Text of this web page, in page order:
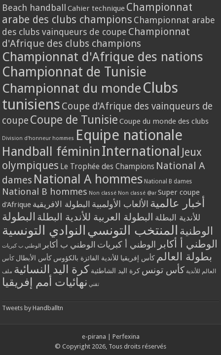
Beach handball Cahier technique Championnat
arabe des clubs champions Championnat arabe
des clubs vainqueurs de coupe Championnat
d'Afrique des clubs champions
Championnat d'Afrique des nations
Championnat de Tunisie
Championnat du monde Clubs
tunisiens Coupe d'Afrique des vainqueurs de
coupe Coupe de Tunisie Coupe du monde des clubs
Division d'honneur hommes Equipe nationale
Handball féminin International Jeux
olympiques Le Trophée des Champions National A
dames National A hommes National B dames
National B hommes Non classé Non classé @ar Super coupe
d'Afrique
أخبار عالمية الألعاب الأولمبية البطولة الافريقية
للأندية البطلة البطولة العربية للأندية البطلة البطولة
الوطنية المنتخب التونسي النوادي التونسية
الوطني أ أكابر الوطني أ كبريات الوطني ب أكابر الوطني ب كبريات
بطولة العالم كأس إفريقيا للأندية الفائزة بالكؤوس كأس الأبطال كأس
العالم للأندية كأس تونس كرة اليد الشاطئية كرة اليد النسائية ملف
تقني نهائيات أمم إفريقيا
Tweets by Handballtn
e-pirana
Perfexina
© Copyright 2026, Tous droits réservés